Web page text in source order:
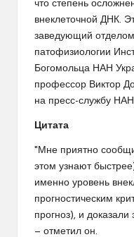
что степень
внеклеточной ДНК.
заведующий
патофизиологии
Богомольца НАН
профессор Виктор
на пресс-службу НАН
Цитата
"Мне приятно
этом узнают
именно уровень
прогностическим
прогноз), и
— отметил он.